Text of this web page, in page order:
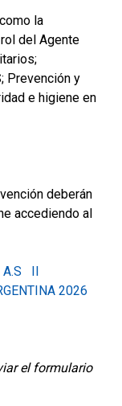
la
del Agente
Prevención y
e higiene en
deberán
accediendo al
II
2026
el formulario